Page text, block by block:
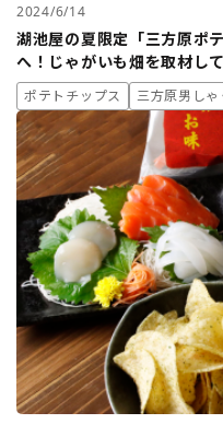
2024/6/14
湖池屋の夏限定「三方原ポ
へ！じゃがいも畑を取材し
ポテトチップス 三方原男し